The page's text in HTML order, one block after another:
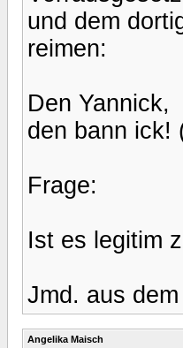
und dem
reimen:
Den Yannick,
den bann ick!
Frage:
Ist es legitim
Jmd. aus
Angelika Maisch